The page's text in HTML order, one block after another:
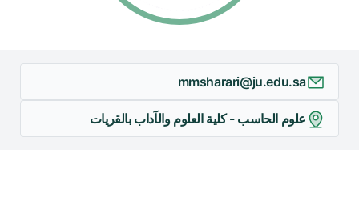
mmsharari@ju.edu.sa
علوم الحاسب - كلية العلوم والآداب بالقريات